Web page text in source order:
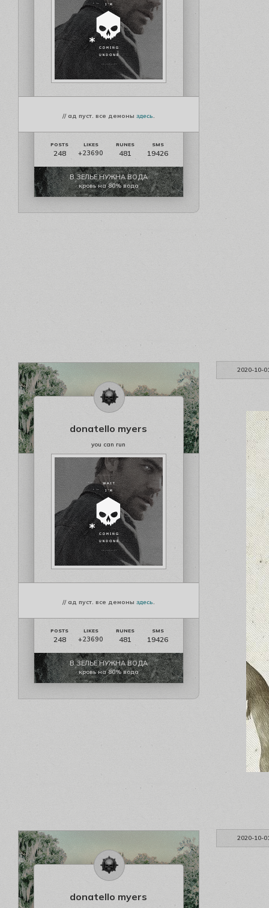
// ад пуст. все демоны здесь.
248 +23690 481 19426
В ЗЕЛЬЕ НУЖНА ВОДА
кровь на 80% вода
2020-10-
donatello myers
you can run
// ад пуст. все демоны здесь.
248 +23690 481 19426
В ЗЕЛЬЕ НУЖНА ВОДА
кровь на 80% вода
2020-10-
donatello myers